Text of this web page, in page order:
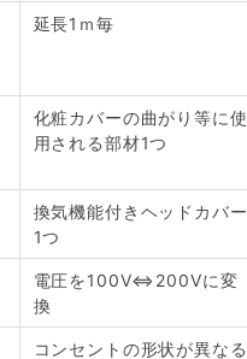
延長1ｍ毎
化粧カバーの曲がり等に使
用される部材1つ
換気機能付きヘッドカバー
1つ
電圧を100V⇔200Vに変
換
コンセントの形状が異なる